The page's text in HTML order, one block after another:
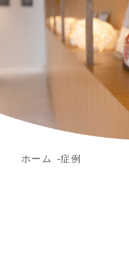
ホーム 症例